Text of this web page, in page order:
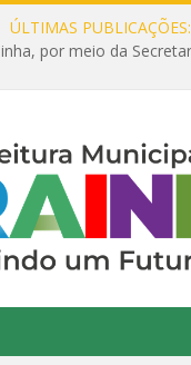
ÚLTIMAS PUBLICAÇÕES: